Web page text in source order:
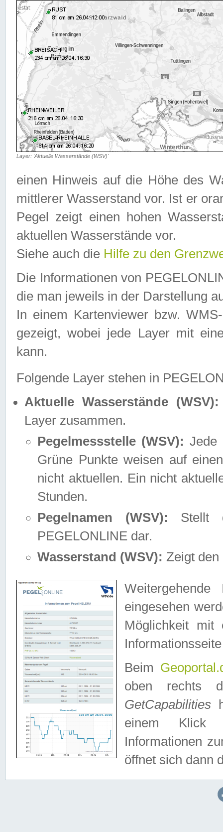
Layer: 'Aktuelle Wasserstände (WSV)'
einen Hinweis auf die Höhe des
mittlerer Wasserstand vor. Ist er
Pegel zeigt einen hohen
aktuellen Wasserstände vor.
Siehe auch die Hilfe zu den
Die Informationen von
die man jeweils in der Darstellung
In einem Kartenviewer bzw.
gezeigt, wobei jede Layer mit
kann.
Folgende Layer stehen in
Aktuelle Wasserstände (WSV):
Layer zusammen.
Pegelmessstelle (WSV): Jede
Grüne Punkte weisen auf
nicht aktuellen. Ein nicht
Stunden.
Pegelnamen (WSV): Stellt
PEGELONLINE dar.
Wasserstand (WSV): Zeigt den
eingesehen
Möglichkeit mit
Beim
oben rechts
GetCapabilities
einem Klick
Informationen
öffnet sich dann